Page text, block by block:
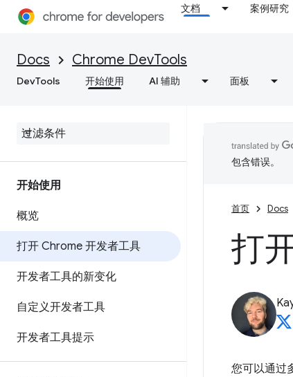
文档 案例研究
Docs Chrome DevTools
DevTools 开始使用 AI 辅助 面板
开始使用
概览
打开 Chrome 开发者工具
开发者工具的新变化
自定义开发者工具
开发者工具提示
包含错误。
首页 Docs
打
您可以通过